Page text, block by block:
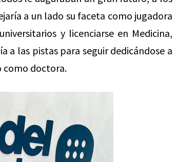
a un lado su faceta como jugadora
y licenciarse en Medicina,
a las pistas para seguir dedicándose a
como doctora.